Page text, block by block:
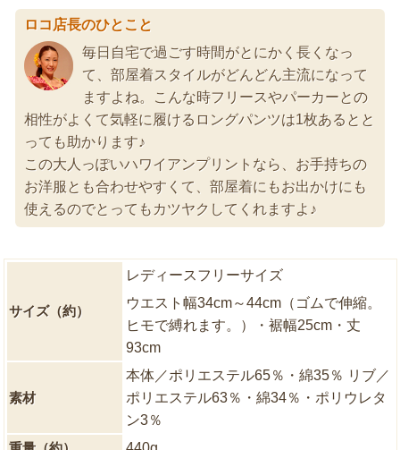
ロコ店長のひとこと
毎日自宅で過ごす時間がとにかく長くなっ
て、部屋着スタイルがどんどん主流になって
ますよね。こんな時フリースやパーカーとの
相性がよくて気軽に履けるロングパンツは1枚あるとと
っても助かります♪
この大人っぽいハワイアンプリントなら、お手持ちの
お洋服とも合わせやすくて、部屋着にもお出かけにも
使えるのでとってもカツヤクしてくれますよ♪
サイズ（約）
レディースフリーサイズ
ウエスト幅34cm～44cm（ゴムで伸縮。
ヒモで縛れます。）・裾幅25cm・丈
93cm
素材
本体／ポリエステル65％・綿35％ リブ／
ポリエステル63％・綿34％・ポリウレタ
ン3％